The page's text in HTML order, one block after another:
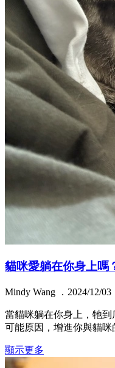
貓咪愛躺在你身上嗎
Mindy Wang ．2024/12/03
當貓咪躺在你身上，牠
可能原因，增進你與貓咪
顯示更多